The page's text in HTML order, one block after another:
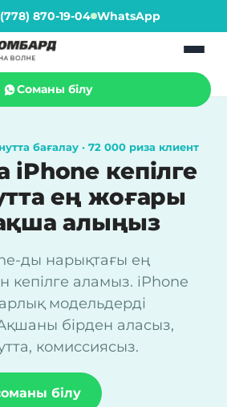
870-19-04 WhatsApp
Соманы білу
бағалау · 72 000 риза клиент
кепілге
ең жоғары
алыңыз
ды нарықтағы ең
кепілге аламыз. iPhone
модельдерді
бірден аласыз,
комиссиясыз.
білу